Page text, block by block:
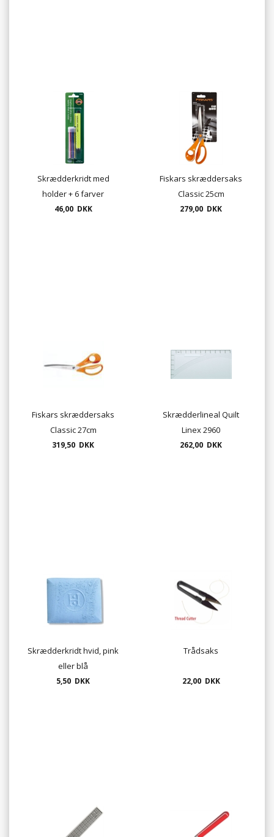
Skrædderkridt med
holder + 6 farver
46,00 DKK
Fiskars skræddersaks
Classic 25cm
279,00 DKK
Fiskars skræddersaks
Classic 27cm
319,50 DKK
Skrædderlineal Quilt
Linex 2960
262,00 DKK
Skrædderkridt hvid, pink
eller blå
5,50 DKK
Trådsaks
22,00 DKK